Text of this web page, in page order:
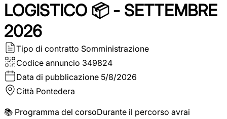
LOGISTICO 📦 - SETTEMBRE
2026
Tipo di contratto Somministrazione
Codice annuncio 349824
Data di pubblicazione 5/8/2026
Città Pontedera
📚 Programma del corsoDurante il percorso avrai